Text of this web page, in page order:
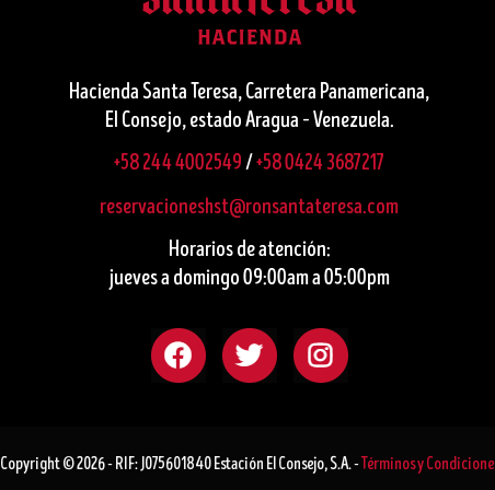
Hacienda Santa Teresa, Carretera Panamericana,
El Consejo, estado Aragua – Venezuela.
+58 244 4002549/+58 0424 3687217
reservacioneshst@ronsantateresa.com
Horarios de atención:
jueves a domingo 09:00am a 05:00pm
Copyright © 2026 - RIF: J075601840 Estación El Consejo, S.A. -Términos y